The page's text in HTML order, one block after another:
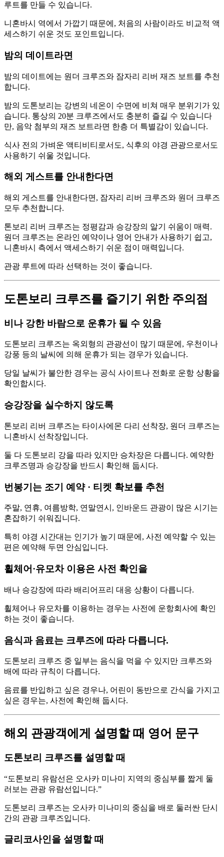
루트를 만들 수 있습니다.
니혼바시 역에서 가깝기 때문에, 처음의 사람이라도 비교적 액
세스하기 쉬운 것도 포인트입니다.
밤의 데이트라면
밤의 데이트에는 원더 크루즈와 잠자리 리버 재즈 보트를 추천
합니다.
밤의 도톤보리는 강변의 네온이 수면에 비쳐 매우 분위기가 있
습니다. 통상의 20분 크루즈에서도 충분히 즐길 수 있습니다
만, 음악 첨부의 재즈 보트라면 한층 더 특별감이 있습니다.
식사 전의 가벼운 액티비티로서도, 식후의 야경 관광으로서도
사용하기 쉬울 것입니다.
해외 게스트를 안내한다면
해외 게스트를 안내한다면, 잠자리 리버 크루즈와 원더 크루즈
모두 추천합니다.
톤보리 리버 크루즈는 정평감과 승강장의 알기 쉬움이 매력.
원더 크루즈는 온라인 예약이나 영어 안내가 사용하기 쉽고,
니혼바시 측에서 액세스하기 쉬운 점이 매력입니다.
관광 루트에 따라 선택하는 것이 좋습니다.
도톤보리 크루즈를 즐기기 위한 주의점
비나 강한 바람으로 운휴가 될 수 있음
도톤보리 크루즈는 옥외형의 관광선이 많기 때문에, 우천이나
강풍 등의 날씨에 의해 운휴가 되는 경우가 있습니다.
당일 날씨가 불안한 경우는 공식 사이트나 전화로 운항 상황을
확인합시다.
승강장을 실수하지 않도록
톤보리 리버 크루즈는 타이사에몬 다리 선착장, 원더 크루즈는
니혼바시 선착장입니다.
둘 다 도톤보리 강을 따라 있지만 승차장은 다릅니다. 예약한
크루즈명과 승강장을 반드시 확인해 둡시다.
번봉기는 조기 예약 · 티켓 확보를 추천
주말, 연휴, 여름방학, 연말연시, 인바운드 관광이 많은 시기는
혼잡하기 쉬워집니다.
특히 야경 시간대는 인기가 높기 때문에, 사전 예약할 수 있는
편은 예약해 두면 안심입니다.
휠체어·유모차 이용은 사전 확인을
배나 승강장에 따라 배리어프리 대응 상황이 다릅니다.
휠체어나 유모차를 이용하는 경우는 사전에 운항회사에 확인
하는 것이 좋습니다.
음식과 음료는 크루즈에 따라 다릅니다.
도톤보리 크루즈 중 일부는 음식을 먹을 수 있지만 크루즈와
배에 따라 규칙이 다릅니다.
음료를 반입하고 싶은 경우나, 어린이 동반으로 간식을 가지고
싶은 경우는, 사전에 확인해 둡시다.
해외 관광객에게 설명할 때 영어 문구
도톤보리 크루즈를 설명할 때
“도톤보리 유람선은 오사카 미나미 지역의 중심부를 짧게 둘
러보는 관광 유람선입니다.”
도톤보리 크루즈는 오사카 미나미의 중심을 배로 둘러싼 단시
간의 관광 크루즈입니다.
글리코사인을 설명할 때